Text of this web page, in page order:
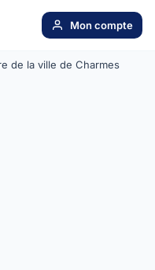
Mon compte
de la ville de Charmes